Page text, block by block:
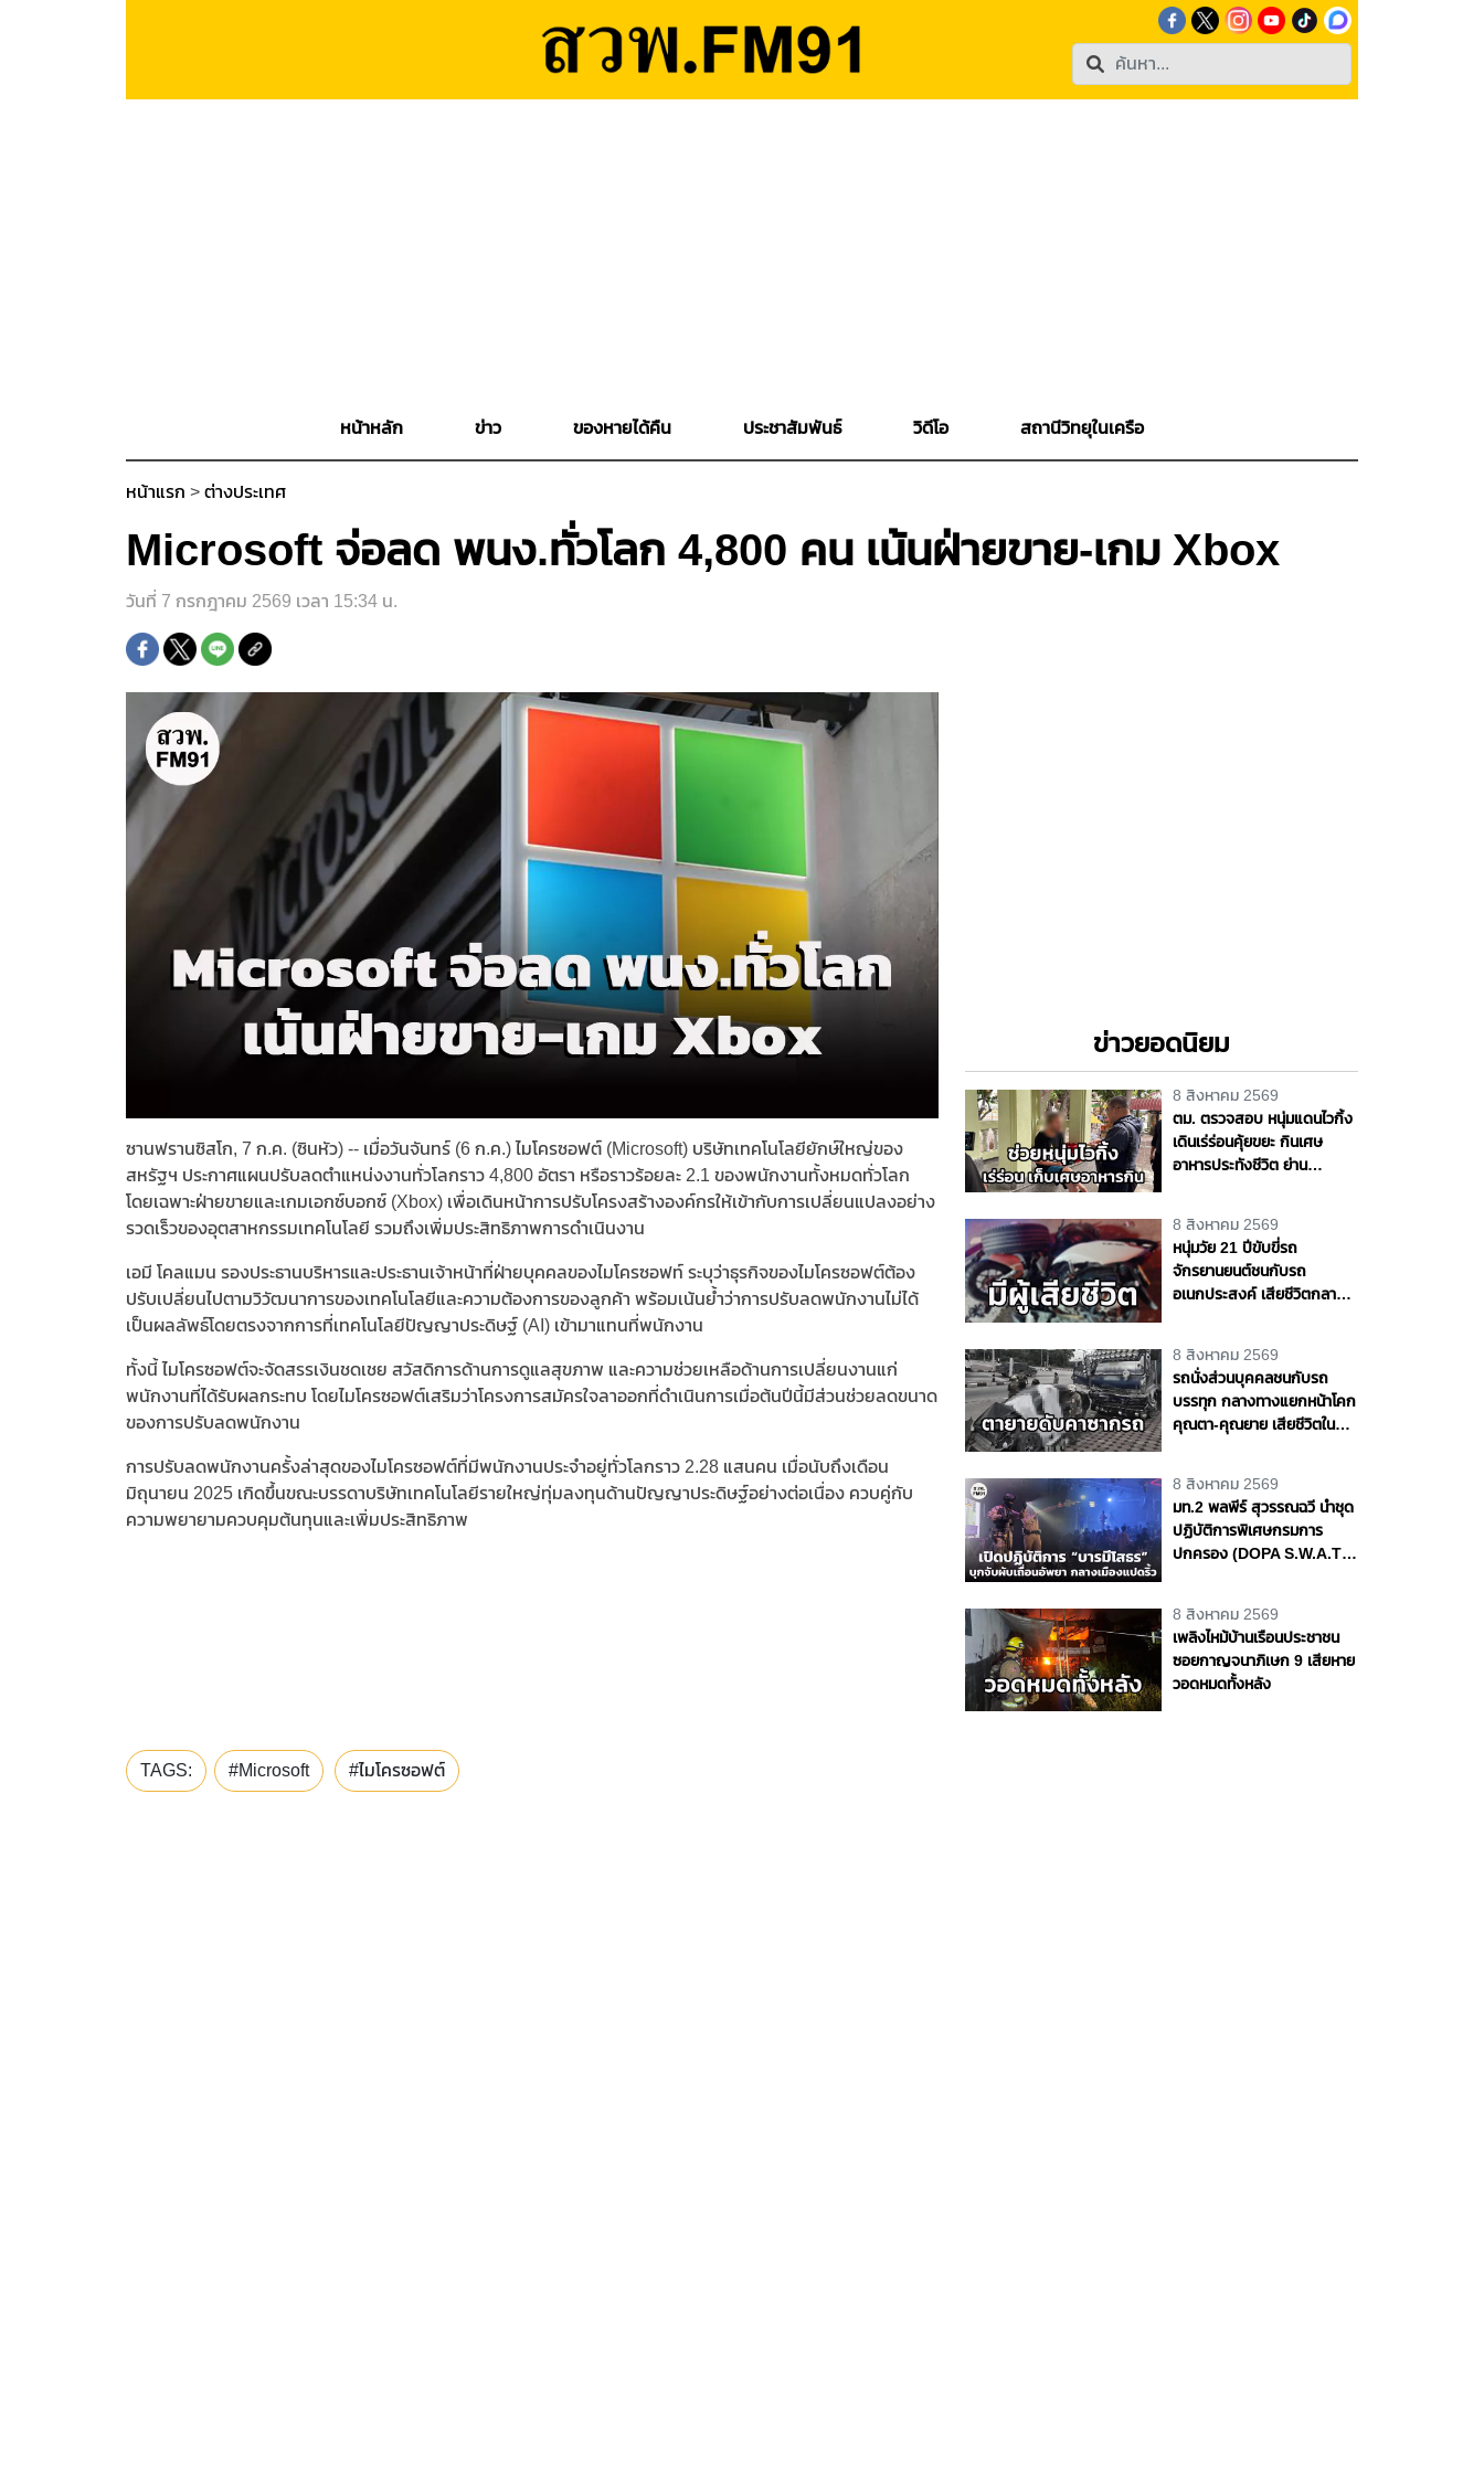
หน้าหลัก ข่าว ของหายได้คืน ประชาสัมพันธ์ วิดีโอ สถานีวิทยุในเครือ
หน้าแรก > ต่างประเทศ
Microsoft จ่อลด พนง.ทั่วโลก 4,800 คน เน้นฝ่ายขาย-เกม Xbox
วันที่ 7 กรกฎาคม 2569 เวลา 15:34 น.
ซานฟรานซิสโก, 7 ก.ค. (ซินหัว) -- เมื่อวันจันทร์ (6 ก.ค.) ไมโครซอฟต์ (Microsoft) บริษัทเทคโนโลยียักษ์ใหญ่ของ
สหรัฐฯ ประกาศแผนปรับลดตำแหน่งงานทั่วโลกราว 4,800 อัตรา หรือราวร้อยละ 2.1 ของพนักงานทั้งหมดทั่วโลก
โดยเฉพาะฝ่ายขายและเกมเอกซ์บอกซ์ (Xbox) เพื่อเดินหน้าการปรับโครงสร้างองค์กรให้เข้ากับการเปลี่ยนแปลงอย่าง
รวดเร็วของอุตสาหกรรมเทคโนโลยี รวมถึงเพิ่มประสิทธิภาพการดำเนินงาน
เอมี โคลแมน รองประธานบริหารและประธานเจ้าหน้าที่ฝ่ายบุคคลของไมโครซอฟท์ ระบุว่าธุรกิจของไมโครซอฟต์ต้อง
ปรับเปลี่ยนไปตามวิวัฒนาการของเทคโนโลยีและความต้องการของลูกค้า พร้อมเน้นย้ำว่าการปรับลดพนักงานไม่ได้
เป็นผลลัพธ์โดยตรงจากการที่เทคโนโลยีปัญญาประดิษฐ์ (AI) เข้ามาแทนที่พนักงาน
ทั้งนี้ ไมโครซอฟต์จะจัดสรรเงินชดเชย สวัสดิการด้านการดูแลสุขภาพ และความช่วยเหลือด้านการเปลี่ยนงานแก่
พนักงานที่ได้รับผลกระทบ โดยไมโครซอฟต์เสริมว่าโครงการสมัครใจลาออกที่ดำเนินการเมื่อต้นปีนี้มีส่วนช่วยลดขนาด
ของการปรับลดพนักงาน
การปรับลดพนักงานครั้งล่าสุดของไมโครซอฟต์ที่มีพนักงานประจำอยู่ทั่วโลกราว 2.28 แสนคน เมื่อนับถึงเดือน
มิถุนายน 2025 เกิดขึ้นขณะบรรดาบริษัทเทคโนโลยีรายใหญ่ทุ่มลงทุนด้านปัญญาประดิษฐ์อย่างต่อเนื่อง ควบคู่กับ
ความพยายามควบคุมต้นทุนและเพิ่มประสิทธิภาพ
ข่าวยอดนิยม
8 สิงหาคม 2569
ตม. ตรวจสอบ หนุ่มแดนไวกิ้ง
เดินเร่ร่อนคุ้ยขยะ กินเศษ
อาหารประทังชีวิต ย่าน
บ้านช่วยเหลือ จ.นนทบุรี
8 สิงหาคม 2569
หนุ่มวัย 21 ปีขับขี่รถ
จักรยานยนต์ชนกับรถ
อเนกประสงค์ เสียชีวิตกลาง
8 สิงหาคม 2569
รถนั่งส่วนบุคคลชนกับรถ
บรรทุก กลางทางแยกหน้าโคก
คุณตา-คุณยาย เสียชีวิตใน
8 สิงหาคม 2569
มท.2 พลพีร์ สุวรรณฉวี นำชุด
ปฏิบัติการพิเศษกรมการ
ปกครอง (DOPA S.W.A.T.)
เมืองแปดริ้ว เปิดถึงเช้า ไร้ใบ
อนุญาต
8 สิงหาคม 2569
เพลิงไหม้บ้านเรือนประชาชน
ซอยกาญจนาภิเษก 9 เสียหาย
วอดหมดทั้งหลัง
TAGS: #Microsoft #ไมโครซอฟต์